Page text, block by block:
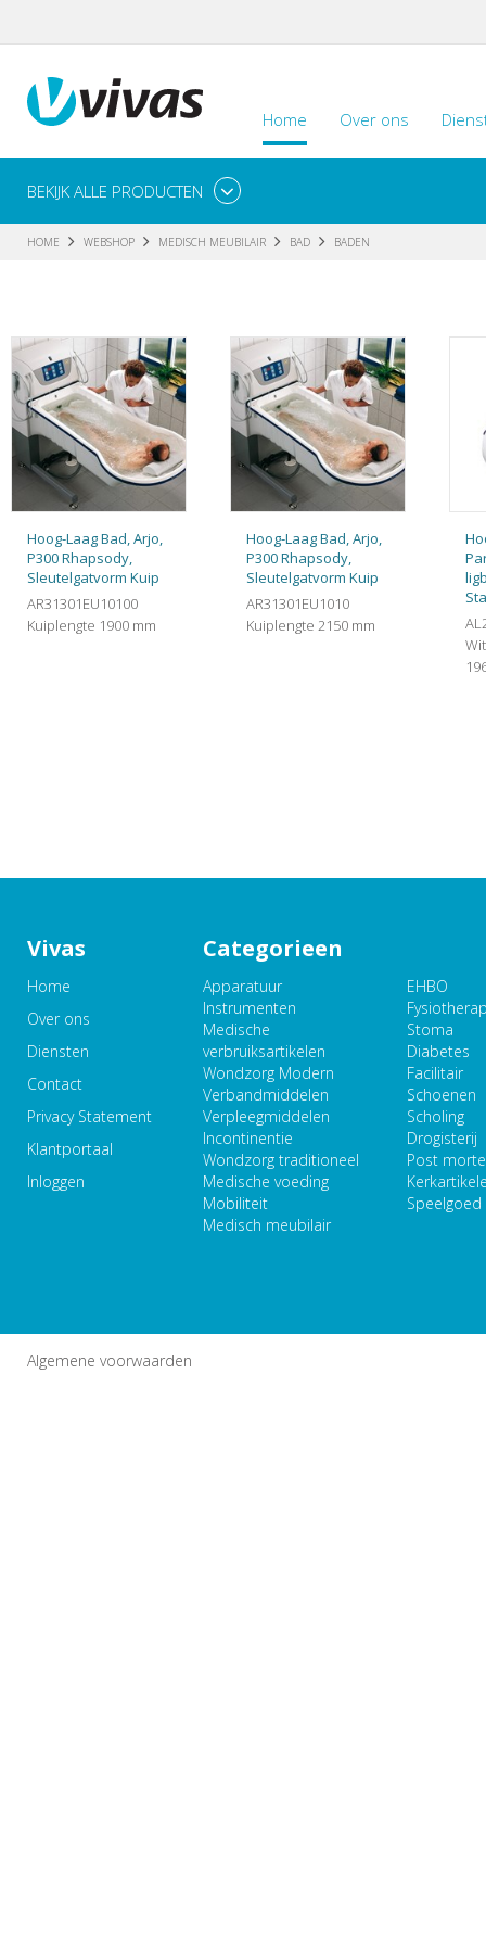
Home Over ons
BEKIJK ALLE PRODUCTEN
HOME WEBSHOP MEDISCH MEUBILAIR BAD BADEN
Hoog-Laag Bad, Arjo,
P300 Rhapsody,
Sleutelgatvorm Kuip
AR31301EU10100
Kuiplengte 1900 mm
Hoog-Laag Bad, Arjo,
P300 Rhapsody,
Sleutelgatvorm Kuip
AR31301EU1010
Kuiplengte 2150 mm
Wit
Vivas
Home
Over ons
Diensten
Contact
Privacy Statement
Klantportaal
Inloggen
Categorieen
Apparatuur
Instrumenten
Medische
verbruiksartikelen
Wondzorg Modern
Verbandmiddelen
Verpleegmiddelen
Incontinentie
Wondzorg traditioneel
Medische voeding
Mobiliteit
Medisch meubilair
EHBO
Stoma
Diabetes
Facilitair
Schoenen
Scholing
Drogisterij
Post
Speelgoed
Algemene voorwaarden